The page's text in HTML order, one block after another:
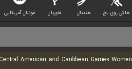
هاکی روی یخ هندبال فلوربال فوتبال آمریکایی
American and Caribbean Games Women